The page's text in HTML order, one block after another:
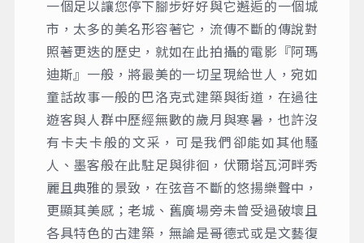
一個足以讓您停下腳步好好與它邂逅的一個城
市，太多的美名形容著它，流傳不斷的傳說對
照著更迭的歷史，就如在此拍攝的電影『阿瑪
迪斯』一般，將最美的一切呈現給世人，宛如
童話故事一般的巴洛克式建築與街道，在過往
遊客與人群中歷經無數的歲月與寒暑，也許沒
有卡夫卡般的文采，可是我們卻能如其他騷
人、墨客般在此駐足與徘徊，伏爾塔瓦河畔秀
麗且典雅的景致，在弦音不斷的悠揚樂聲中，
更顯其美感；老城、舊廣場旁未曾受過破壞且
各具特色的古建築，無論是哥德式或是文藝復